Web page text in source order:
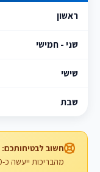
ראשון
שני - חמישי
שישי
שבת
חשוב לבטיחותכם:
מהבריכות ייעשה כ-10 דקות לפני שעת הסגירה.